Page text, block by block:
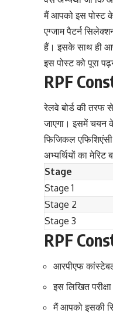
मैं आपको इस पोस्ट
एग्जाम पैटर्न
हैं। इसके साथ ही
इस पोस्ट को पूरा
RPF
रेलवे बोर्ड की तरफ
जाएगा। इसमें चयन के
फिजिकल
अभ्यर्थियों का मेरिट
Stage
Stage 1
Stage 2
Stage 3
RPF
आरपीएफ कांस्टेबल
इस लिखित
मैं आपको इसकी